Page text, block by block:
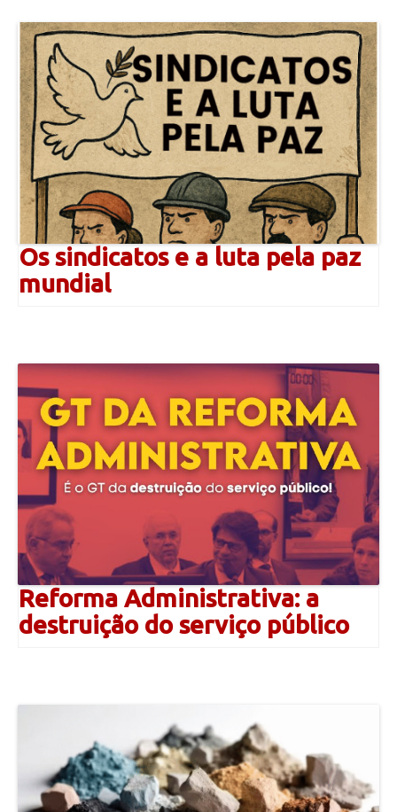
Os sindicatos e a luta pela paz
mundial
Reforma Administrativa: a
destruição do serviço público